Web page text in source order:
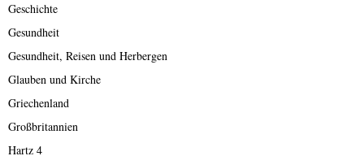
Geschichte
Gesundheit
Gesundheit, Reisen und Herbergen
Glauben und Kirche
Griechenland
Großbritannien
Hartz 4